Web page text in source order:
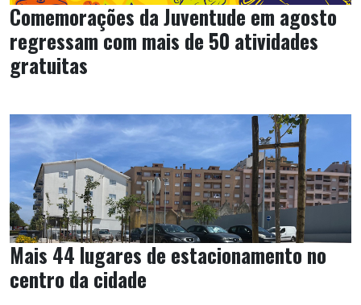
Comemorações da Juventude em agosto
regressam com mais de 50 atividades
gratuitas
Mais 44 lugares de estacionamento no
centro da cidade